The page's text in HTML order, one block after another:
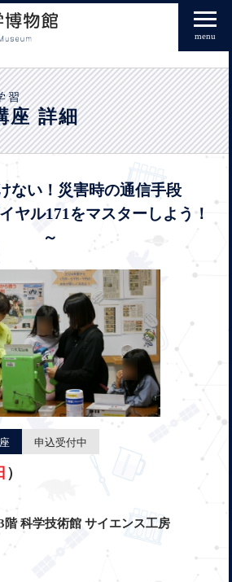
menu
習
座 詳細
ない！災害時の通信手段
ヤル171をマスターしよう！
～
申込受付中
）
階 科学技術館 サイエンス工房